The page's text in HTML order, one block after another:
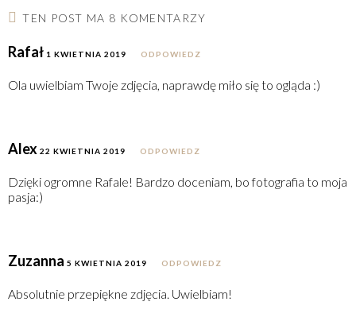
TEN POST MA 8 KOMENTARZY
Rafał 1 KWIETNIA 2019 ODPOWIEDZ
Ola uwielbiam Twoje zdjęcia, naprawdę miło się to ogląda :)
Alex 22 KWIETNIA 2019 ODPOWIEDZ
Dzięki ogromne Rafale! Bardzo doceniam, bo fotografia to moja
pasja:)
Zuzanna 5 KWIETNIA 2019 ODPOWIEDZ
Absolutnie przepiękne zdjęcia. Uwielbiam!